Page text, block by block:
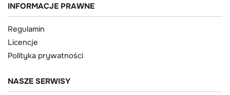
INFORMACJE PRAWNE
Regulamin
Licencje
Polityka prywatności
NASZE SERWISY